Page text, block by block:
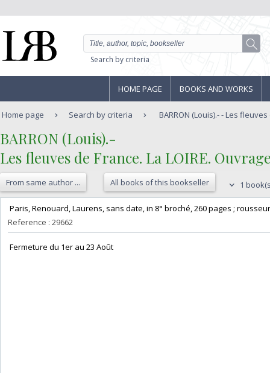
Search by criteria
HOME PAGE BOOKS AND WORKS
Home page Search by criteria BARRON (Louis).- - Les
‎BARRON (Louis).-‎
‎Les fleuves de France. La LOIRE.
From same author ... All books of this bookseller 1
Paris, Renouard, Laurens, sans date, in 8° broché, 260 pages ;
Reference : 29662
‎ Fermeture du 1er au 23 Août‎